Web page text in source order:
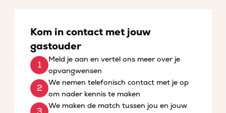
Kom in contact met jouw
gastouder
Meld je aan en vertel ons meer over je
opvangwensen
We nemen telefonisch contact met je op
om nader kennis te maken
We maken de match tussen jou en jouw